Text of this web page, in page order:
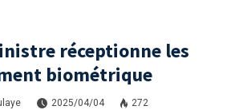
réceptionne les
biométrique
2025/04/04 272